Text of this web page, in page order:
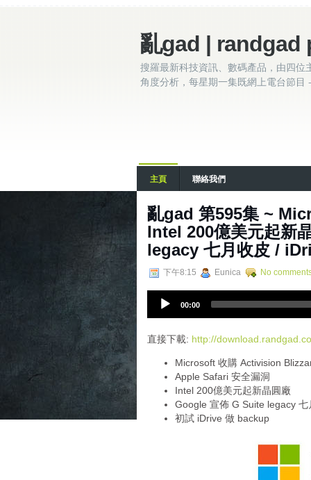
亂gad | randgad
搜羅最新科技資訊、數碼產品，由四位
角度分析，每星期一集既網上電台節目
主頁 聯絡我們
亂‌‌‌gad‌‌‌ ‌‌‌‌‌第‌‌‌595集 ~
Intel 200億美元起新
legacy 七月收皮 /
下午8:15 Eunica No
i
00:00
直接下載: http://
Microsoft 收購 Activision
Apple Safari 安全漏洞
Intel 200億美元起新晶圓廠
Google 宣佈 G Suite legacy 七
初試 iDrive 做 backup